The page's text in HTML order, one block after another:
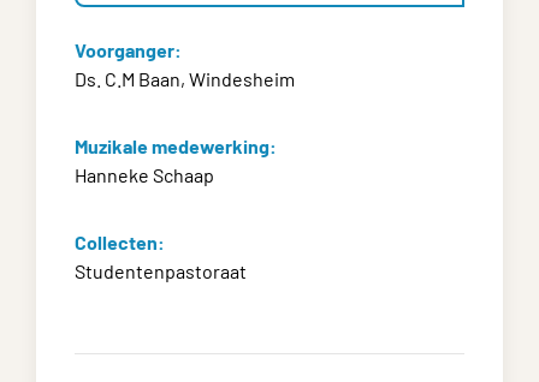
Voorganger:
Ds. C.M Baan, Windesheim
Muzikale medewerking:
Hanneke Schaap
Collecten:
Studentenpastoraat